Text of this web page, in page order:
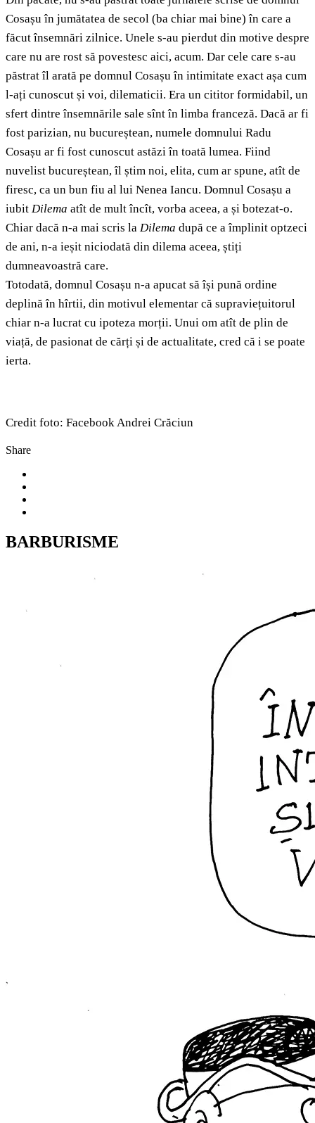
Cosașu în jumătatea de secol (ba chiar mai bine) în care a
făcut însemnări zilnice. Unele s-au pierdut din motive despre
care nu are rost să povestesc aici, acum. Dar cele care s-au
păstrat îl arată pe domnul Cosașu în intimitate exact așa cum
l-ați cunoscut și voi, dilematicii. Era un cititor formidabil, un
sfert dintre însemnările sale sînt în limba franceză. Dacă ar fi
fost parizian, nu bucureștean, numele domnului Radu
Cosașu ar fi fost cunoscut astăzi în toată lumea. Fiind
nuvelist bucureștean, îl știm noi, elita, cum ar spune, atît de
firesc, ca un bun fiu al lui Nenea Iancu. Domnul Cosașu a
iubit Dilema atît de mult încît, vorba aceea, a și botezat-o.
Chiar dacă n-a mai scris la Dilema după ce a împlinit optzeci
de ani, n-a ieșit niciodată din dilema aceea, știți
dumneavoastră care.
Totodată, domnul Cosașu n-a apucat să își pună ordine
deplină în hîrtii, din motivul elementar că supraviețuitorul
chiar n-a lucrat cu ipoteza morții. Unui om atît de plin de
viață, de pasionat de cărți și de actualitate, cred că i se poate
ierta.
Credit foto: Facebook Andrei Crăciun
Share
BARBURISME